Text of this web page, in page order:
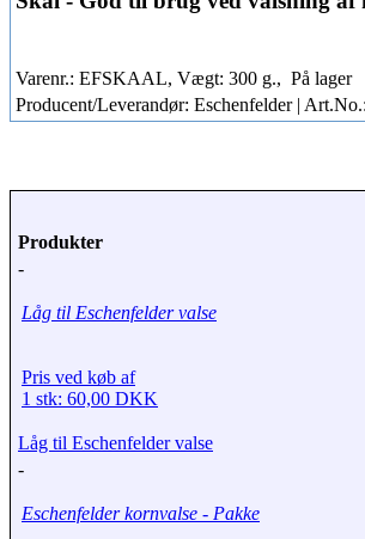
Varenr.: EFSKAAL, Vægt: 300 g., På lager
Producent/Leverandør: Eschenfelder |
Produkter
-
Låg til Eschenfelder valse
Pris ved køb af
1 stk: 60,00 DKK
Låg til Eschenfelder valse
-
Eschenfelder kornvalse - Pakke